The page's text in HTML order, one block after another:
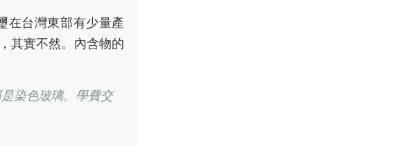
在台灣東部有少量產
其實不然。內含物的
染色玻璃。學費交